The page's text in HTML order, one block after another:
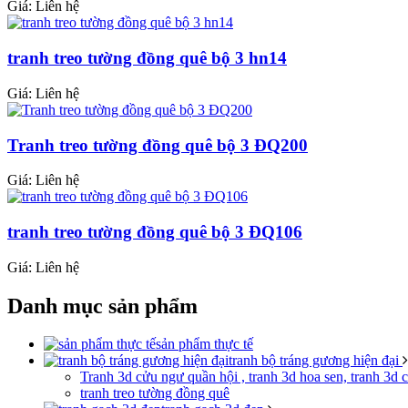
Giá: Liên hệ
tranh treo tường đồng quê bộ 3 hn14
Giá: Liên hệ
Tranh treo tường đồng quê bộ 3 ĐQ200
Giá: Liên hệ
tranh treo tường đồng quê bộ 3 ĐQ106
Giá: Liên hệ
Danh mục sản phẩm
sản phẩm thực tế
tranh bộ tráng gương hiện đại
Tranh 3d cửu ngư quần hội , tranh 3d hoa sen, tranh 3d
tranh treo tường đồng quê